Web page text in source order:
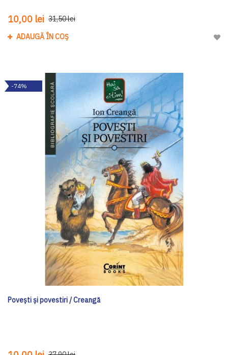
10,00 lei 31,50 lei
ADAUGĂ ÎN COȘ
-74%
Poveşti şi povestiri / Creangă